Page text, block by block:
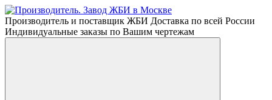
Производитель и поставщик ЖБИ Доставка по всей России
Индивидуальные заказы по Вашим чертежам